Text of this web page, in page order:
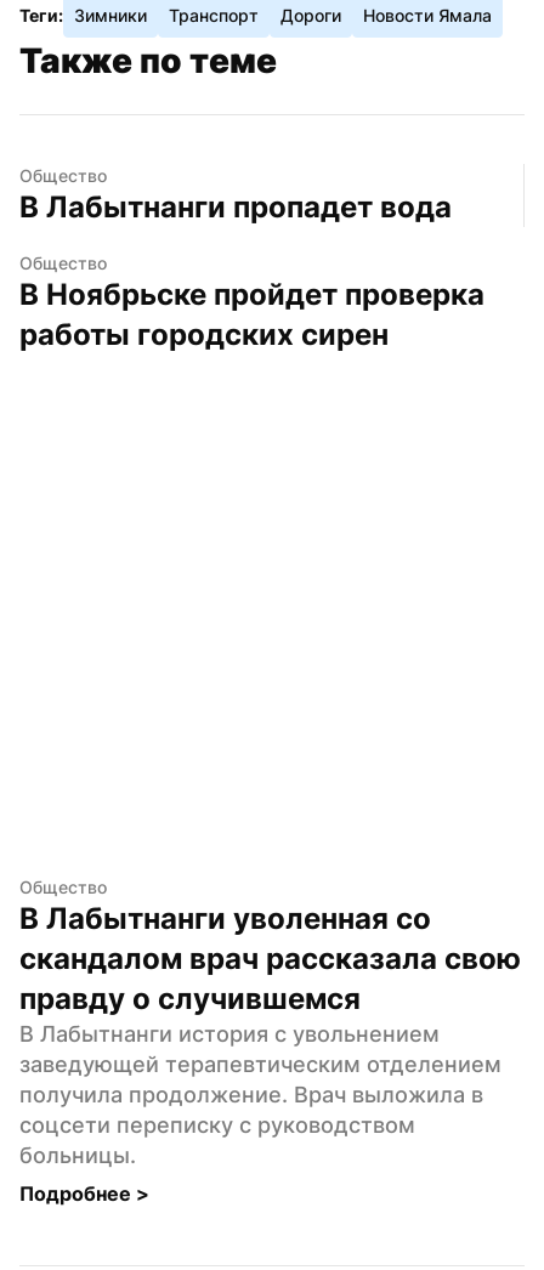
Теги: Зимники Транспорт Дороги Новости Ямала
Также по теме
Общество
В Лабытнанги пропадет вода
Общество
В Ноябрьске пройдет проверка
работы городских сирен
Общество
В Лабытнанги уволенная со
скандалом врач рассказала свою
правду о случившемся
В Лабытнанги история с увольнением
заведующей терапевтическим отделением
получила продолжение. Врач выложила в
соцсети переписку с руководством
больницы.
Подробнее >